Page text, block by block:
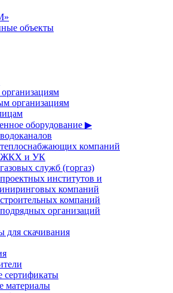
объекты
организациям
оборудование ▶
компаний
ЖКХ и УК
служб (горгаз)
институтов и
компаний
компаний
организаций
для скачивания
сертификаты
материалы